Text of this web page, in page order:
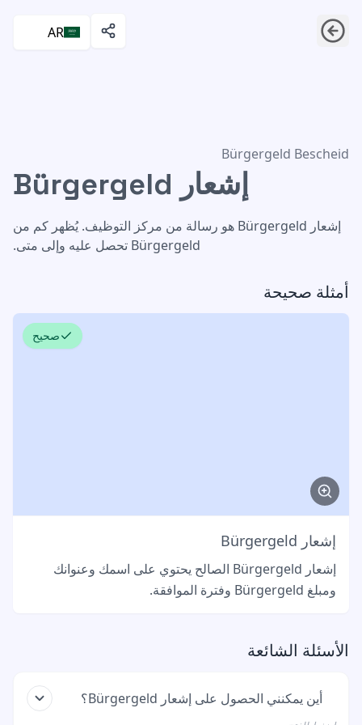
AR
إشعار Bürgergeld
Bürgergeld Bescheid
إشعار Bürgergeld
إشعار Bürgergeld هو رسالة من مركز التوظيف. يُظهر كم من
Bürgergeld تحصل عليه وإلى متى.
أمثلة صحيحة
صحيح
إشعار Bürgergeld
إشعار Bürgergeld الصالح يحتوي على اسمك وعنوانك
ومبلغ Bürgergeld وفترة الموافقة.
الأسئلة الشائعة
أين يمكنني الحصول على إشعار Bürgergeld؟